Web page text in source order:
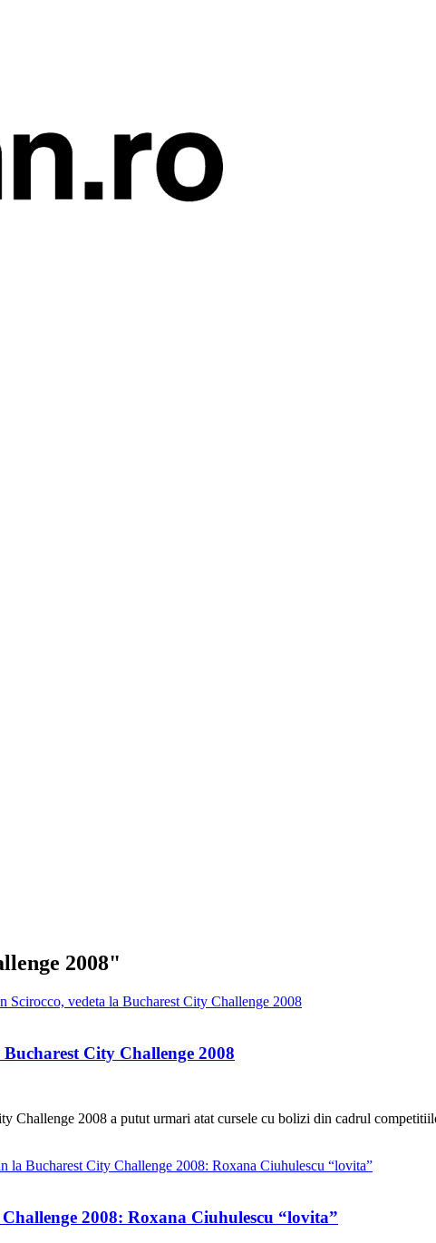
2008"
City Challenge 2008
Challenge 2008 a putut urmari atat cursele cu bolizi din cadrul
2008: Roxana Ciuhulescu “lovita”